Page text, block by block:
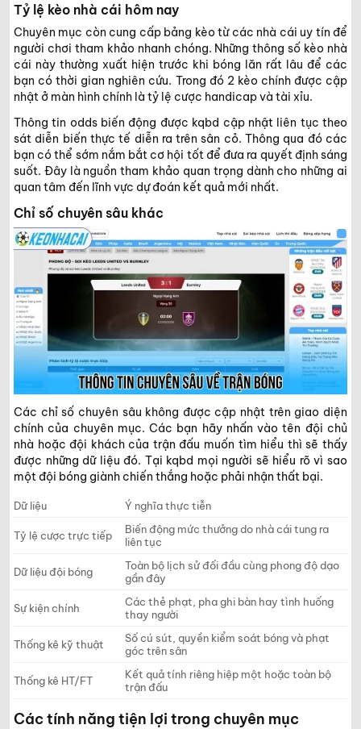
Tỷ lệ kèo nhà cái hôm nay
Chuyên mục còn cung cấp bảng kèo từ các nhà cái uy tín để
người chơi tham khảo nhanh chóng. Những thông số kèo nhà
cái này thường xuất hiện trước khi bóng lăn rất lâu để các
bạn có thời gian nghiên cứu. Trong đó 2 kèo chính được cập
nhật ở màn hình chính là tỷ lệ cược handicap và tài xỉu.
Thông tin odds biến động được kqbd cập nhật liên tục theo
sát diễn biến thực tế diễn ra trên sân cỏ. Thông qua đó các
bạn có thể sớm nắm bắt cơ hội tốt để đưa ra quyết định sáng
suốt. Đây là nguồn tham khảo quan trọng dành cho những ai
quan tâm đến lĩnh vực dự đoán kết quả mới nhất.
Chỉ số chuyên sâu khác
Các chỉ số chuyên sâu không được cập nhật trên giao diện
chính của chuyên mục. Các bạn hãy nhấn vào tên đội chủ
nhà hoặc đội khách của trận đấu muốn tìm hiểu thì sẽ thấy
được những dữ liệu đó. Tại kqbd mọi người sẽ hiểu rõ vì sao
một đội bóng giành chiến thắng hoặc phải nhận thất bại.
Dữ liệu Ý nghĩa thực tiễn
Tỷ lệ cược trực tiếp
Biến động mức thưởng do nhà cái tung ra
liên tục
Dữ liệu đội bóng
Toàn bộ lịch sử đối đầu cùng phong độ dạo
gần đây
Sự kiện chính
Các thẻ phạt, pha ghi bàn hay tình huống
thay người
Thống kê kỹ thuật
Số cú sút, quyền kiểm soát bóng và phạt
góc trên sân
Thống kê HT/FT
Kết quả tính riêng hiệp một hoặc toàn bộ
trận đấu
Các tính năng tiện lợi trong chuyên mục